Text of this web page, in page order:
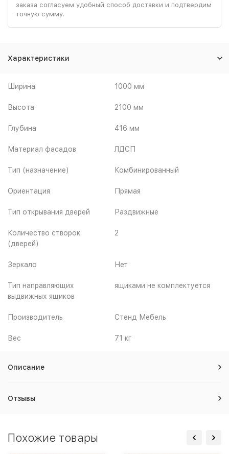
заказа согласуем удобный способ доставки и подтвердим
точную сумму.
Характеристики
Ширина 1000 мм
Высота 2100 мм
Глубина 416 мм
Материал фасадов ЛДСП
Тип (назначение) Комбинированный
Ориентация Прямая
Тип открывания дверей Раздвижные
Количество створок
(дверей)
2
Зеркало Нет
Тип направляющих
выдвижных ящиков
ящиками не комплектуется
Производитель Стенд Мебель
Вес 71 кг
Описание
Отзывы
Похожие товары